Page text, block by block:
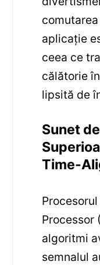
aplicație
ceea ce
călătorie
lipsită de
Sunet
Time-
Processor
algoritmi
semnalul